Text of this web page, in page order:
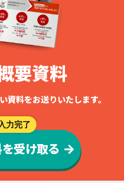
要資料
料をお送りいたします。
力完了
受け取る